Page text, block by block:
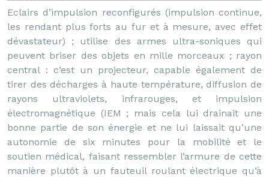
Eclairs d’impulsion reconfigurés (impulsion continue,
les rendant plus forts au fur et à mesure, avec effet
dévastateur) ; utilise des armes ultra-soniques qui
peuvent briser des objets en mille morceaux ; rayon
central : c’est un projecteur, capable également de
tirer des décharges à haute température, diffusion de
rayons ultraviolets, infrarouges, et impulsion
électromagnétique (IEM ; mais cela lui drainait une
bonne partie de son énergie et ne lui laissait qu’une
autonomie de six minutes pour la mobilité et le
soutien médical, faisant ressembler l’armure de cette
manière plutôt à un fauteuil roulant électrique qu’à